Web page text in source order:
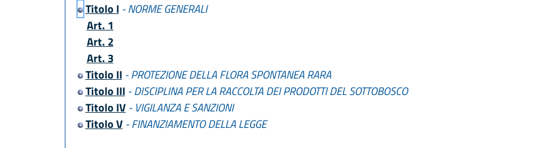
Titolo I - NORME GENERALI
Art. 1
Art. 2
Art. 3
Titolo II - PROTEZIONE DELLA FLORA SPONTANEA RARA
Titolo III - DISCIPLINA PER LA RACCOLTA DEI PRODOTTI DEL SOTTOBOSCO
Titolo IV- VIGILANZA E SANZIONI
Titolo V- FINANZIAMENTO DELLA LEGGE